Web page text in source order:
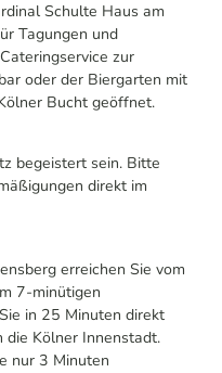
Schulte Haus am
Tagungen und
zur
oder der Biergarten mit
Bucht geöffnet.
begeistert sein. Bitte
direkt im
erreichen Sie vom
7-minütigen
in 25 Minuten direkt
die Kölner Innenstadt.
nur 3 Minuten